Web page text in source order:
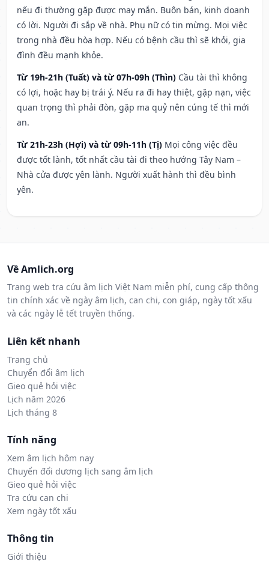
nếu đi thường gặp được may mắn. Buôn bán, kinh doanh
có lời. Người đi sắp về nhà. Phụ nữ có tin mừng. Mọi việc
trong nhà đều hòa hợp. Nếu có bệnh cầu thì sẽ khỏi, gia
đình đều mạnh khỏe.
Từ 19h-21h (Tuất) và từ 07h-09h (Thìn) Cầu tài thì không
có lợi, hoặc hay bị trái ý. Nếu ra đi hay thiệt, gặp nạn, việc
quan trọng thì phải đòn, gặp ma quỷ nên cúng tế thì mới
an.
Từ 21h-23h (Hợi) và từ 09h-11h (Tị) Mọi công việc đều
được tốt lành, tốt nhất cầu tài đi theo hướng Tây Nam –
Nhà cửa được yên lành. Người xuất hành thì đều bình
yên.
Về Amlich.org
Trang web tra cứu âm lịch Việt Nam miễn phí, cung cấp thông
tin chính xác về ngày âm lịch, can chi, con giáp, ngày tốt xấu
và các ngày lễ tết truyền thống.
Liên kết nhanh
Trang chủ
Chuyển đổi âm lịch
Gieo quẻ hỏi việc
Lịch năm 2026
Lịch tháng 8
Tính năng
Xem âm lịch hôm nay
Chuyển đổi dương lịch sang âm lịch
Gieo quẻ hỏi việc
Tra cứu can chi
Xem ngày tốt xấu
Thông tin
Giới thiệu